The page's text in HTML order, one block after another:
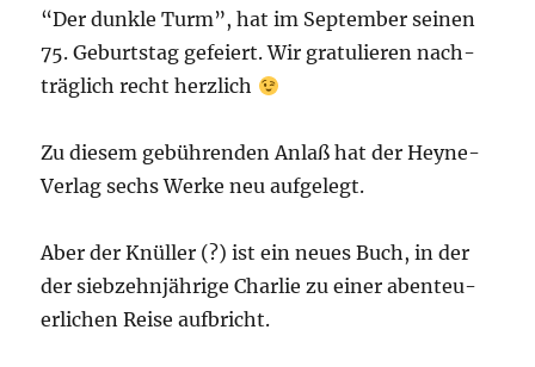
“Der dunk­le Turm”, hat im Sep­tem­ber sei­nen
75. Geburts­tag gefei­ert. Wir gra­tu­lie­ren nach­
träg­lich recht herzlich
Zu die­sem gebüh­ren­den Anlaß hat der Hey­ne-
Ver­lag sechs Wer­ke neu aufgelegt.
Aber der Knül­ler (?) ist ein neu­es Buch, in der
der sieb­zehn­jäh­ri­ge Char­lie zu einer aben­teu­
er­li­chen Rei­se aufbricht.